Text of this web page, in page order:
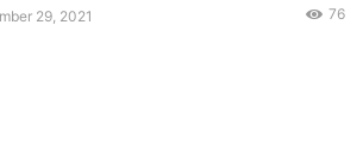
29, 2021 76